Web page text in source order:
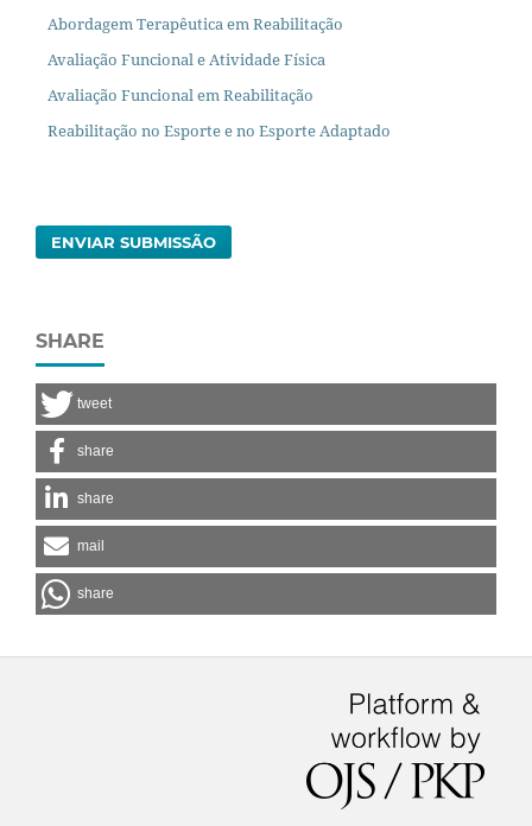
Abordagem Terapêutica em Reabilitação
Avaliação Funcional e Atividade Física
Avaliação Funcional em Reabilitação
Reabilitação no Esporte e no Esporte Adaptado
ENVIAR SUBMISSÃO
SHARE
tweet
share
share
mail
share